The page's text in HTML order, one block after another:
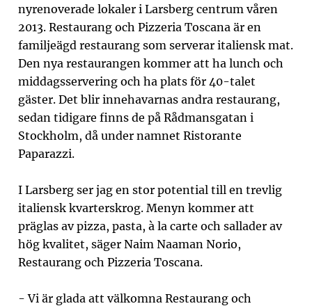
nyrenoverade lokaler i Larsberg centrum våren
2013. Restaurang och Pizzeria Toscana är en
familjeägd restaurang som serverar italiensk mat.
Den nya restaurangen kommer att ha lunch och
middagsservering och ha plats för 40-talet
gäster. Det blir innehavarnas andra restaurang,
sedan tidigare finns de på Rådmansgatan i
Stockholm, då under namnet Ristorante
Paparazzi.
I Larsberg ser jag en stor potential till en trevlig
italiensk kvarterskrog. Menyn kommer att
präglas av pizza, pasta, à la carte och sallader av
hög kvalitet, säger Naim Naaman Norio,
Restaurang och Pizzeria Toscana.
- Vi är glada att välkomna Restaurang och